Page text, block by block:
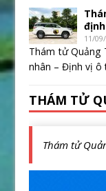
11/
Thám tử Quảng
nhân – Định vị ô
THÁM TỬ
Thám tử